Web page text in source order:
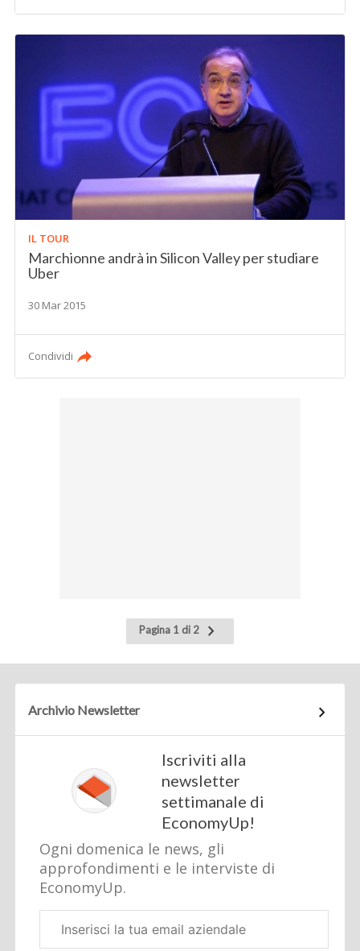
IL TOUR
Marchionne andrà in Silicon Valley per studiare
Uber
30 Mar 2015
Condividi
Pagina 1 di 2
Pagina
successiva
Archivio Newsletter
Iscriviti alla
newsletter
settimanale di
EconomyUp!
Ogni domenica le news, gli
approfondimenti e le interviste di
EconomyUp.
aziendale